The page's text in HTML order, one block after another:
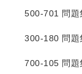
500-701 問題
300-180 問題
700-105 問題